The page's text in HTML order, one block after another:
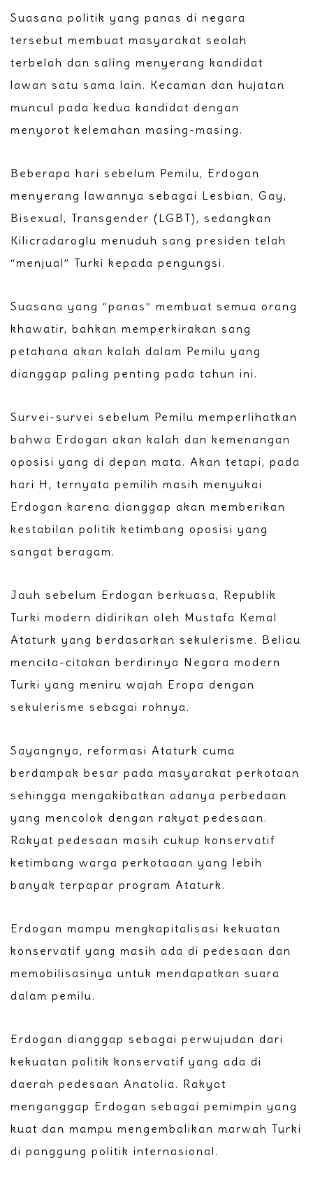
Suasana politik yang panas di negara
tersebut membuat masyarakat seolah
terbelah dan saling menyerang kandidat
lawan satu sama lain. Kecaman dan hujatan
muncul pada kedua kandidat dengan
menyorot kelemahan masing-masing.
Beberapa hari sebelum Pemilu, Erdogan
menyerang lawannya sebagai Lesbian, Gay,
Bisexual, Transgender (LGBT), sedangkan
Kilicradaroglu menuduh sang presiden telah
“menjual” Turki kepada pengungsi.
Suasana yang “panas” membuat semua orang
khawatir, bahkan memperkirakan sang
petahana akan kalah dalam Pemilu yang
dianggap paling penting pada tahun ini.
Survei-survei sebelum Pemilu memperlihatkan
bahwa Erdogan akan kalah dan kemenangan
oposisi yang di depan mata. Akan tetapi, pada
hari H, ternyata pemilih masih menyukai
Erdogan karena dianggap akan memberikan
kestabilan politik ketimbang oposisi yang
sangat beragam.
Jauh sebelum Erdogan berkuasa, Republik
Turki modern didirikan oleh Mustafa Kemal
Ataturk yang berdasarkan sekulerisme. Beliau
mencita-citakan berdirinya Negara modern
Turki yang meniru wajah Eropa dengan
sekulerisme sebagai rohnya.
Sayangnya, reformasi Ataturk cuma
berdampak besar pada masyarakat perkotaan
sehingga mengakibatkan adanya perbedaan
yang mencolok dengan rakyat pedesaan.
Rakyat pedesaan masih cukup konservatif
ketimbang warga perkotaaan yang lebih
banyak terpapar program Ataturk.
Erdogan mampu mengkapitalisasi kekuatan
konservatif yang masih ada di pedesaan dan
memobilisasinya untuk mendapatkan suara
dalam pemilu.
Erdogan dianggap sebagai perwujudan dari
kekuatan politik konservatif yang ada di
daerah pedesaan Anatolia. Rakyat
menganggap Erdogan sebagai pemimpin yang
kuat dan mampu mengembalikan marwah Turki
di panggung politik internasional.